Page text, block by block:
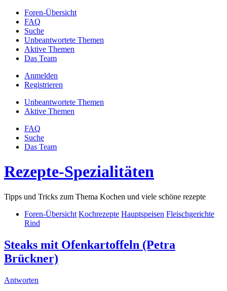
Foren-Übersicht
FAQ
Suche
Unbeantwortete Themen
Aktive Themen
Das Team
Anmelden
Registrieren
Unbeantwortete Themen
Aktive Themen
FAQ
Suche
Das Team
Rezepte-Spezialitäten
Tipps und Tricks zum Thema Kochen und viele schöne rezepte
Foren-Übersicht Kochrezepte Hauptspeisen Fleischgerichte
Rind
Steaks mit Ofenkartoffeln (Petra
Brückner)
Antworten